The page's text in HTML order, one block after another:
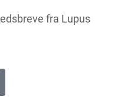
fra Lupus